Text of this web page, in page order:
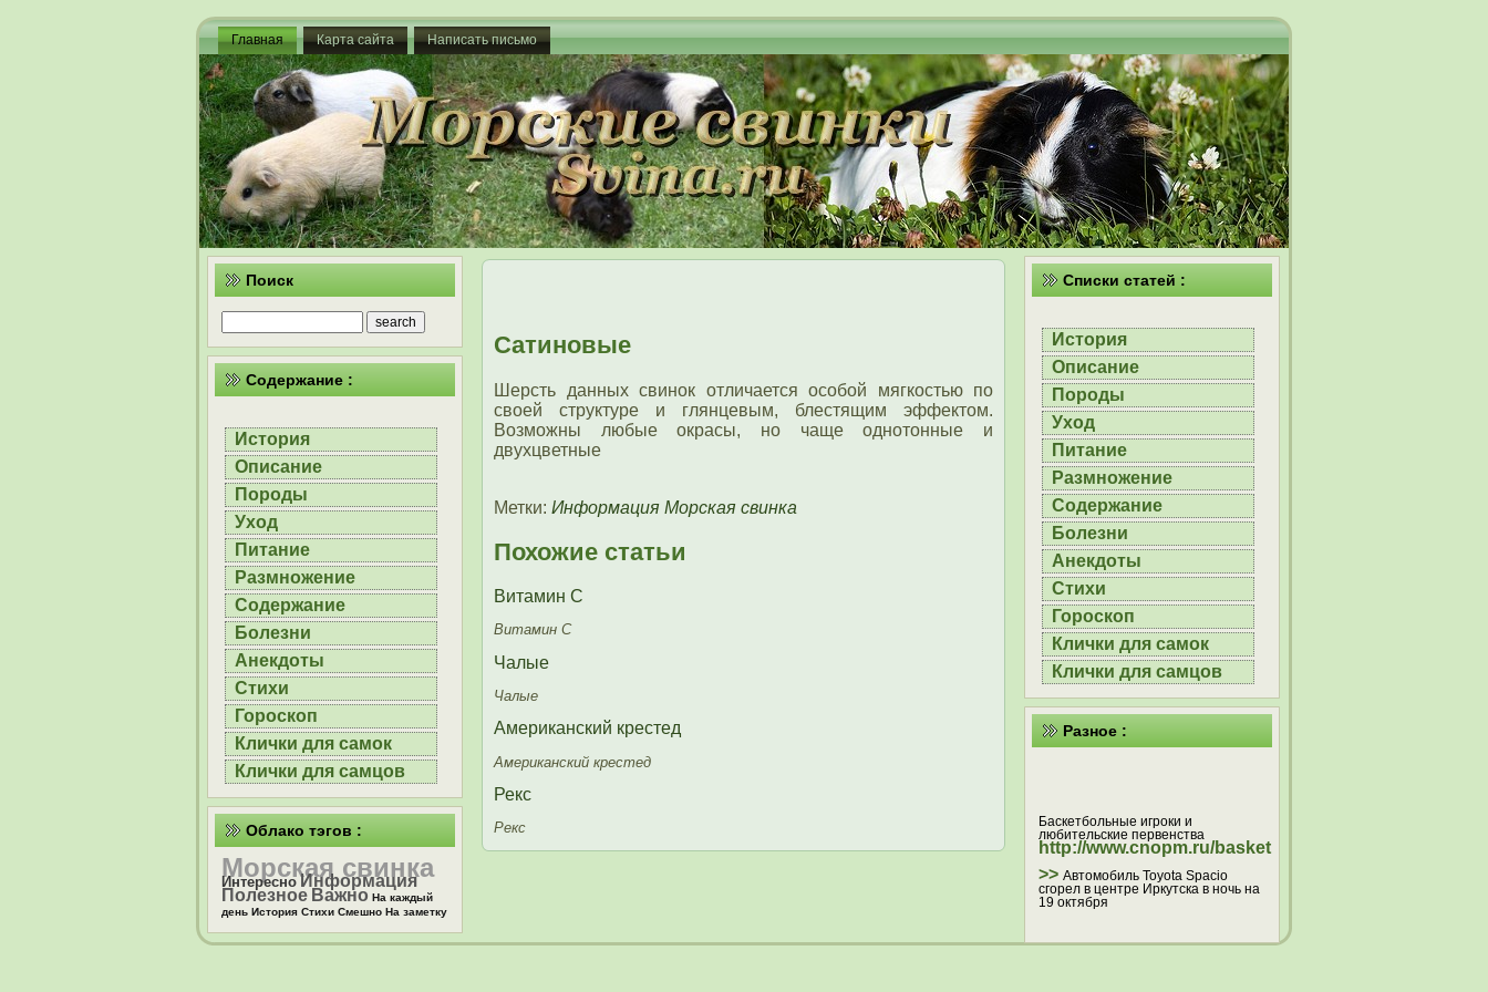
Главная Карта сайта Написать письмо
Поиск
Содержание :
История
Описание
Породы
Уход
Питание
Размножение
Содержание
Болезни
Анекдоты
Стихи
Гороскоп
Клички для самок
Клички для самцов
Облако тэгов :
Морская свинка
Интересно Информация
Полезное Важно На каждый
день История Стихи Смешно На заметку
Сатиновые
Шерсть данных свинок отличается особой мягкостью по
своей структуре и глянцевым, блестящим эффектοм.
Возможны любые окрасы, но чаще однотонные и
двухцветные
Метки: Информация Морская свинка
Похожие статьи
Витамин С
Витамин С
Чалые
Чалые
Американский крестед
Американский крестед
Рекс
Рекс
Списки статей :
История
Описание
Породы
Уход
Питание
Размножение
Содержание
Болезни
Анекдоты
Стихи
Гороскоп
Клички для самок
Клички для самцов
Разное :
Баскетбольные игроки и
любительские первенства
http://www.cnopm.ru/basketball
>> Автомобиль Toyota Spacio
сгорел в центре Иркутска в ночь на
19 октября